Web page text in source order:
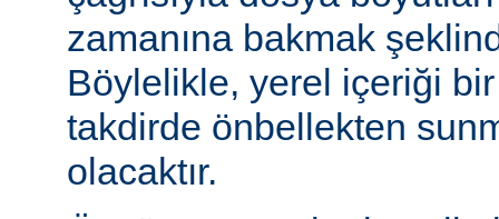
zamanına bakmak
Böylelikle, yerel içeriği bir
takdirde önbellekten
olacaktır.